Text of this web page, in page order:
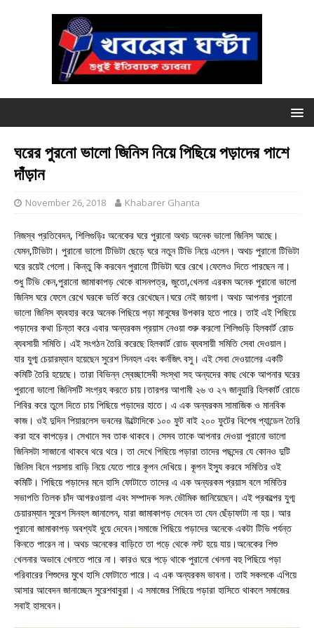
ঘরের পুরনো ভালো জিনিস নিয়ে পিছিয়ে পড়াদের পাশে
দাঁড়ান
November 26, 2018 Khabarer Ghanta
নিজস্ব প্রতিবেদন, শিলিগুড়িঃ অনেকের ঘরে পুরানো অথচ অনেক ভালো জিনিস আছে।
যেমন,টিভিটা। পুরানো ভালো টিভিটা ছেড়ে ঘরে নতুন টিভি নিয়ে এলেন। অথচ পুরানো টিভিটা
ঘরে রয়েই গেলো। কিন্তু কি করবেন পুরানো টিভিটা ঘরে রেখে।ফেলেও দিতে পারছেন না।
শুধু টিভি কেন,পুরানো জামাকাপড় থেকে বাসনপত্র, জুতো,খেলনা এরকম অনেক পুরানো ভালো
জিনিস ঘরে ফেলে রেখে ঘরকে ভর্তি করে রেখেছেন।ঘরে নেই জায়গা। অথচ আপনার পুরানো
ভালো জিনিস ব্যবহার করে অনেক পিছিয়ে পড়া মানুষের উপকার হতে পারে। তাই এই পিছিয়ে
পড়াদের কথা চিন্তা করে এবার অন্যরকম প্রয়াস নেওয়া শুরু করলো শিলিগুড়ি হিলকার্ট রোড
ব্যবসায়ী সমিতি। এই সংগঠন তৈরি করেছে হিলকার্ট রোড ব্যবসায়ী সমিতি সেবা দেওয়াল।
যার যুগ্ম চেয়ারম্যান হয়েছেন সুরেশ সিনহল এবং কর্নজিৎ বসু। এই সেবা দেওয়ালের একটি
কমিটি তৈরি হয়েছে। তারা বিভিন্ন স্বেচ্ছাসেবী সংস্থা সহ অন্যদের কাছ থেকে আপনার ঘরের
পুরানো ভালো জিনিসটি সংগ্রহ করতে চায়।তারপর আগামী ২৬ ও ২৭ জানুয়ারি হিলকার্ট রোডে
শিবির করে তুলে দিতে চায় পিছিয়ে পড়াদের হাতে। এ এক অন্যরকম সামাজিক ও মানবিক
কাজ। ওই দুদিন পিয়ারলেস ভবনের উল্টোদিকে ১০০ ফুট বাই ২০০ ফুটের বিশেষ প্যান্ডেল তৈরি
করা হবে কাপড়ের। সেখানে সব তাক থাকবে। সেসব তাকে আপনার দেওয়া পুরানো ভালো
জিনিসটা সাজানো থাকবে থরে থরে। তা দেখে পিছিয়ে পড়ারা তাদের পছন্দের যে কোনও দুটি
জিনিস বিনে পয়সায় বাড়ি নিয়ে যেতে পারে কূপন দেখিয়ে। কূপন ইস্যু করবে সমিতির ওই
কমিটি। পিছিয়ে পড়াদের মনে হাসি ফোটাতে তাদের এ এক অন্যরকম প্রয়াস বলে সমিতির
সভাপতি তিলক চাঁদ আগরওয়ালা এবং সম্পাদক সনৎ ভৌমিক জানিয়েছেন। এই প্রকল্পের যুগ্ম
চেয়ারম্যান সুরেশ সিনহল জানালেন, যারা জামাকাপড় দেবেন তা যেন ছেঁড়াফাটা না হয়। আর
পুরানো জামাকাপড় অবশ্যই ধুয়ে দেবেন।সমাজে পিছিয়ে পড়াদের অনেকে একটা টিভি পর্যন্ত
কিনতে পারেন না। অথচ অনেকের বাড়িতে তা পড়ে থেকে নস্ট হয়ে যায়।অনেকের শিশু
খেলনার অভাবে খেলতে পারে না। কারও ঘরে পড়ে থাকে পুরানো খেলনা বহু পিছিয়ে পড়া
পরিবারের শিশুদের মুখে হাসি ফোটাতে পারে। এ এক অন্যরকম ভাবনা। তাই সকলকে এগিয়ে
আসার আবেদন জানাচ্ছেন সুরেশবাবুরা। এ সমাজের পিছিয়ে পড়ারা হাসিতে থাকলে সমাজের
সবাই হাসবেন।